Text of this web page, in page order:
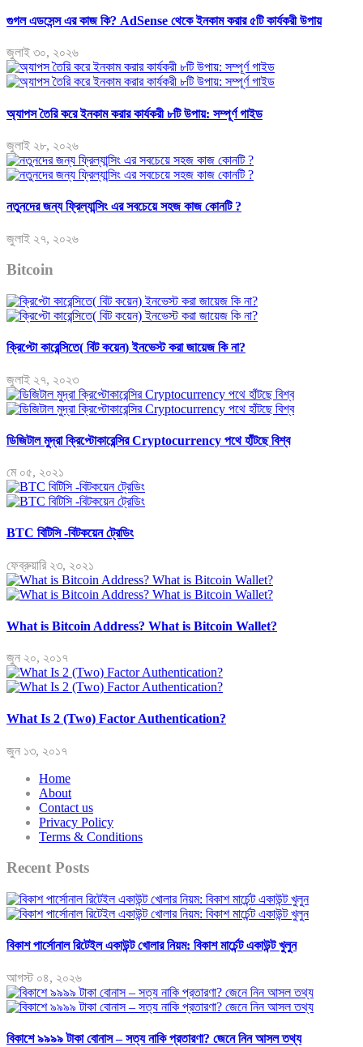
গুগল এডসেন্স এর কাজ কি? AdSense থেকে ইনকাম করার ৫টি কার্যকরী উপায়
জুলাই ৩০, ২০২৬
অ্যাপস তৈরি করে ইনকাম করার কার্যকরী ৮টি উপায়: সম্পূর্ণ গাইড
জুলাই ২৮, ২০২৬
নতুনদের জন্য ফ্রিল্যান্সিং এর সবচেয়ে সহজ কাজ কোনটি ?
জুলাই ২৭, ২০২৬
Bitcoin
ক্রিপ্টো কারেন্সিতে( বিট কয়েন) ইনভেস্ট করা জায়েজ কি না?
জুলাই ২৭, ২০২৩
ডিজিটাল মুদ্রা ক্রিপ্টোকারেন্সির Cryptocurrency পথে হাঁটছে বিশ্ব
মে ০৫, ২০২১
BTC বিটিসি -বিটকয়েন ট্রেডিং
ফেব্রুয়ারি ২৩, ২০২১
What is Bitcoin Address? What is Bitcoin Wallet?
জুন ২০, ২০১৭
What Is 2 (Two) Factor Authentication?
জুন ১৩, ২০১৭
Home
About
Contact us
Privacy Policy
Terms & Conditions
Recent Posts
বিকাশ পার্সোনাল রিটেইল একাউন্ট খোলার নিয়ম: বিকাশ মার্চেন্ট একাউন্ট খুলুন
আগস্ট ০৪, ২০২৬
বিকাশে ৯৯৯৯ টাকা বোনাস – সত্য নাকি প্রতারণা? জেনে নিন আসল তথ্য